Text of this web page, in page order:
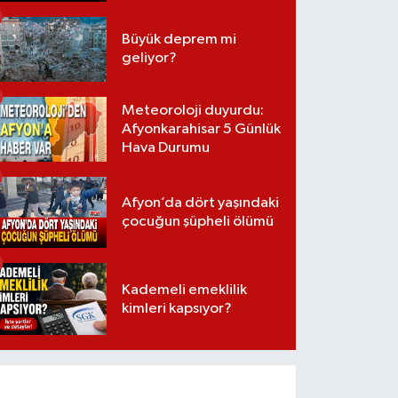
Büyük deprem mi
geliyor?
Meteoroloji duyurdu:
Afyonkarahisar 5 Günlük
Hava Durumu
Afyon’da dört yaşındaki
çocuğun şüpheli ölümü
Kademeli emeklilik
kimleri kapsıyor?